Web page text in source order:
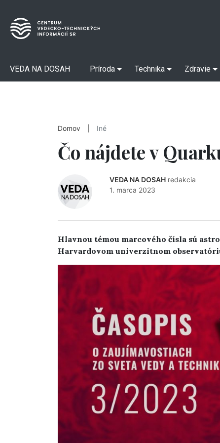
VEDA NA DOSAH Príroda Technika Zdravie
Domov Iné
Čo nájdete v
VEDA NA DOSAH redakcia
1. marca 2023
Hlavnou témou marcového čísla sú
Harvardovom univerzitnom